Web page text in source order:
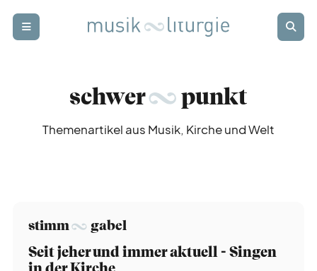
punkt
body soul
schwer punkt
Themenartikel aus Musik, Kirche und Welt
stimm gabel
Seit jeher und immer aktuell - Singen